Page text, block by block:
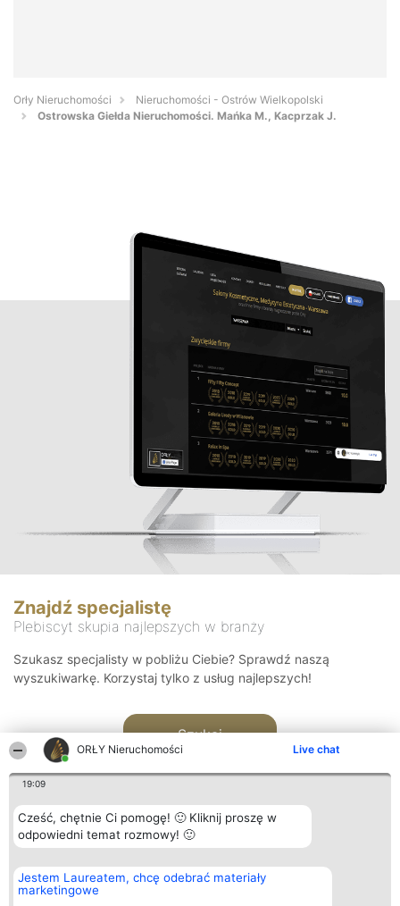
ORŁY Nieruchomości Live chat
19:09
Cześć, chętnie Ci pomogę! 🙂 Kliknij proszę w
odpowiedni temat rozmowy! 🙂
Jestem Laureatem, chcę odebrać materiały
marketingowe
Orły Nieruchomości
Nieruchomości - Ostrów Wielkopolski
Ostrowska Giełda Nieruchomości. Mańka M., Kacprzak J.
Znajdź specjalistę
Plebiscyt skupia najlepszych w branży
Szukasz specjalisty w pobliżu Ciebie? Sprawdź naszą
wyszukiwarkę. Korzystaj tylko z usług najlepszych!
Szukaj
Organizator plebiscytu
Bright Side Solutions sp. z o.
o. sp. k.
Plebiscyt
Laureaci
Kontakt
Kontakt